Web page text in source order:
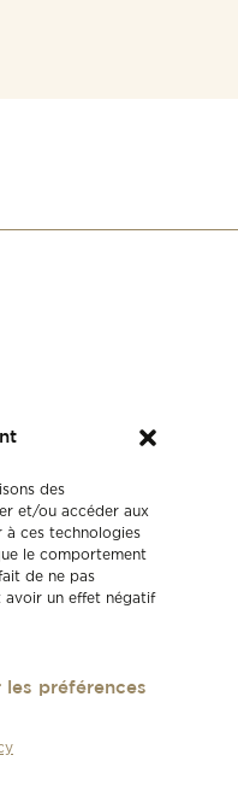
des
et/ou accéder aux
à ces technologies
le comportement
de ne pas
avoir un effet négatif
les préférences